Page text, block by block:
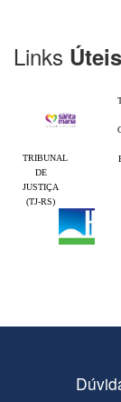
Links Úteis
TRIBUNAL
DE
JUSTIÇA
(TJ-RS)